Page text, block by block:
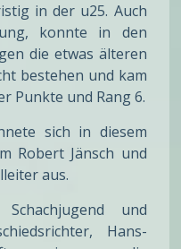
in der u25. Auch
konnte in den
die etwas älteren
bestehen und kam
Punkte und Rang 6.
sich in diesem
Robert Jänsch und
aus.
und
Hans-